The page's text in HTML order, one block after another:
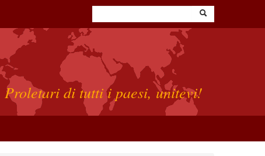
Proletari di tutti i paesi, unitevi!